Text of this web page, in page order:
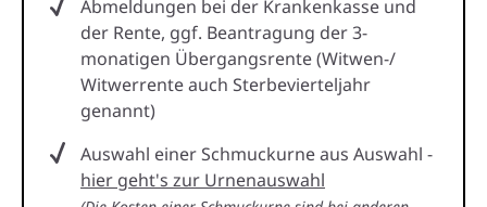
Abmeldungen bei der Krankenkasse und
der Rente, ggf. Beantragung der 3-
monatigen Übergangsrente (Witwen-/
Witwerrente auch Sterbevierteljahr
genannt)
Auswahl einer Schmuckurne aus Auswahl -
hier geht's zur Urnenauswahl